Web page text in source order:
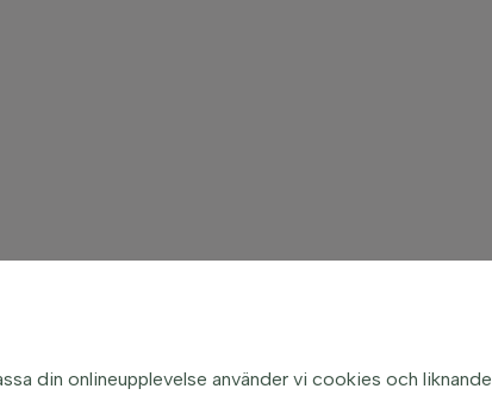
din onlineupplevelse använder vi cookies och liknande